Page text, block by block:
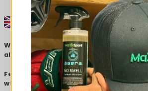
Welcome to contact us with questions
always ready to provide the best service
Feel free to check out thequestions
will fint answer to the most common